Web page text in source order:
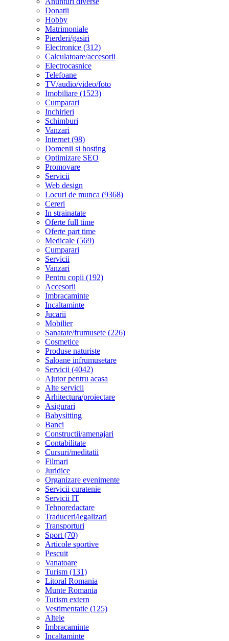
Donatii
Hobby
Matrimoniale
Pierderi/gasiri
Electronice (312)
Calculatoare/accesorii
Electrocasnice
Telefoane
TV/audio/video/foto
Imobiliare (1523)
Cumparari
Inchirieri
Schimburi
Vanzari
Internet (98)
Domenii si hosting
Optimizare SEO
Promovare
Servicii
Web design
Locuri de munca (9368)
Cereri
In strainatate
Oferte full time
Oferte part time
Medicale (569)
Cumparari
Servicii
Vanzari
Pentru copii (192)
Accesorii
Imbracaminte
Incaltaminte
Jucarii
Mobilier
Sanatate/frumusete (226)
Cosmetice
Produse naturiste
Saloane infrumusetare
Servicii (4042)
Ajutor pentru acasa
Alte servicii
Arhitectura/proiectare
Asigurari
Babysitting
Banci
Constructii/amenajari
Contabilitate
Cursuri/meditatii
Filmari
Juridice
Organizare evenimente
Servicii curatenie
Servicii IT
Tehnoredactare
Traduceri/legalizari
Transporturi
Sport (70)
Articole sportive
Pescuit
Vanatoare
Turism (131)
Litoral Romania
Munte Romania
Turism extern
Vestimentatie (125)
Altele
Imbracaminte
Incaltaminte